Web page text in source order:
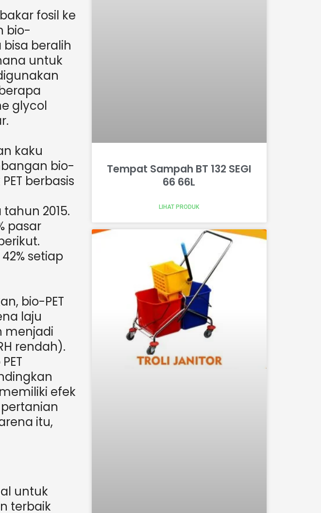
fosil ke
bio-
beralih
untuk
glycol
kaku
bio-
berbasis
2015.
pasar
setiap
bio-PET
laju
menjadi
rendah).
efek
itu,
untuk
terbaik
Tempat Sampah BT 132 SEGI
66 66L
LIHAT PRODUK